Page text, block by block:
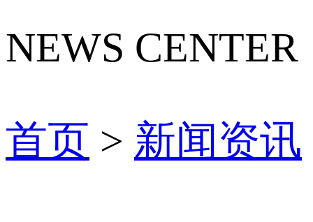
NEWS CENTER
首页 > 新闻资讯